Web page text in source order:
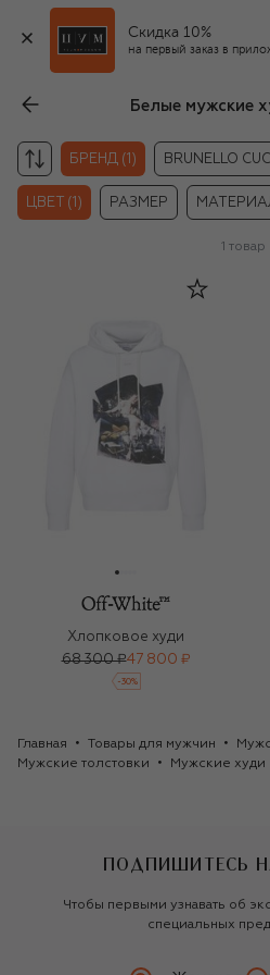
Скидка 10%
на первый заказ в
БРЕНД (1) BRUNELLO
ЦВЕТ (1) РАЗМЕР МАТЕРИАЛ
1 товар
Хлопковое худи
68 300 ₽47 800 ₽
-30%
Главная Товары для мужчин
Мужские толстовки
Мужские худи
ПОДПИШИТЕСЬ
Чтобы первыми узнавать об
специальных